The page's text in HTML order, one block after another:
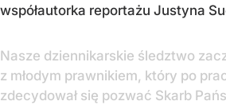
współautorka reportażu Justyna
Nasze dziennikarskie śledztwo
z młodym prawnikiem, który po
zdecydował się pozwać Skarb